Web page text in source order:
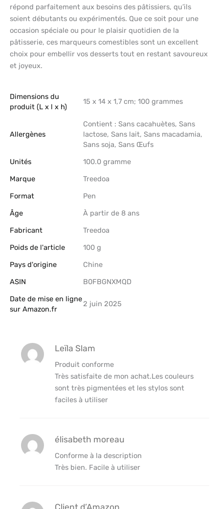
répond parfaitement aux besoins des pâtissiers, qu’ils
soient débutants ou expérimentés. Que ce soit pour une
occasion spéciale ou pour le plaisir quotidien de la
pâtisserie, ces marqueurs comestibles sont un excellent
choix pour embellir vos desserts tout en restant savoureux
et joyeux.
Dimensions du
produit (L x l x h)
‎15 x 14 x 1,7 cm; 100 grammes
Allergènes
‎Contient : Sans cacahuètes, Sans
lactose, Sans lait, Sans macadamia,
Sans soja, Sans Œufs
Unités
‎100.0 gramme
Marque
‎Treedoa
Format
‎Pen
Âge
‎À partir de 8 ans
Fabricant
‎Treedoa
Poids de l'article
‎100 g
Pays d'origine
‎Chine
ASIN
B0FBGNXMQD
Date de mise en ligne
sur Amazon.fr
2 juin 2025
Leïla Slam
Produit conforme
Très satisfaite de mon achat.Les couleurs
sont très pigmentées et les stylos sont
faciles à utiliser
élisabeth moreau
Conforme à la description
Très bien. Facile à utiliser
Client d’Amazon